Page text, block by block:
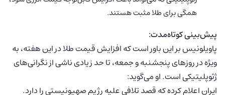
همگی برای طلا مثبت هستند.
پیش‌بینی کوتاه‌مدت:
پاویلونیس بر این باور است که افزایش قیمت طلا در این هفته، به
ویژه در روزهای پنجشنبه و جمعه، تا حد زیادی ناشی از نگرانی‌های
ژئوپلیتیکی است. او می‌گوید:
ایران اعلام کرده که قصد تلافی علیه رژیم صهیونیستی را دارد.